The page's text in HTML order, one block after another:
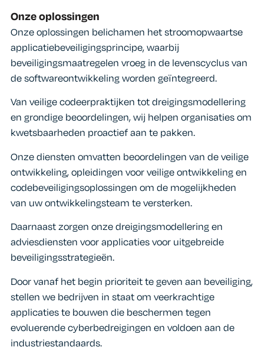
Onze oplossingen
Onze oplossingen belichamen het stroomopwaartse
applicatiebeveiligingsprincipe, waarbij
beveiligingsmaatregelen vroeg in de levenscyclus van
de softwareontwikkeling worden geïntegreerd.
Van veilige codeerpraktijken tot dreigingsmodellering
en grondige beoordelingen, wij helpen organisaties om
kwetsbaarheden proactief aan te pakken.
Onze diensten omvatten beoordelingen van de veilige
ontwikkeling, opleidingen voor veilige ontwikkeling en
codebeveiligingsoplossingen om de mogelijkheden
van uw ontwikkelingsteam te versterken.
Daarnaast zorgen onze dreigingsmodellering en
adviesdiensten voor applicaties voor uitgebreide
beveiligingsstrategieën.
Door vanaf het begin prioriteit te geven aan beveiliging,
stellen we bedrijven in staat om veerkrachtige
applicaties te bouwen die beschermen tegen
evoluerende cyberbedreigingen en voldoen aan de
industriestandaards.